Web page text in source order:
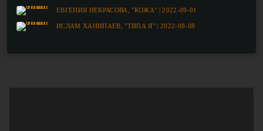
ЕВГЕНИЯ НЕКРАСОВА, "КОЖА" | 2022-09-01
ИСЛАМ ХАНИПАЕВ, "ТИПА Я" | 2022-09-08